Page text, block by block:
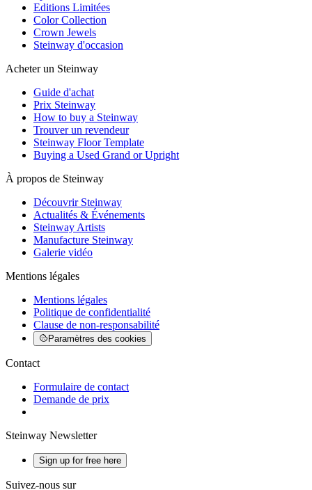
Editions Limitées
Color Collection
Crown Jewels
Steinway d'occasion
Acheter un Steinway
Guide d'achat
Prix Steinway
How to buy a Steinway
Trouver un revendeur
Steinway Floor Template
Buying a Used Grand or Upright
À propos de Steinway
Découvrir Steinway
Actualités & Événements
Steinway Artists
Manufacture Steinway
Galerie vidéo
Mentions légales
Mentions légales
Politique de confidentialité
Clause de non-responsabilité
Paramètres des cookies
Contact
Formulaire de contact
Demande de prix
Steinway Newsletter
Sign up for free here
Suivez-nous sur